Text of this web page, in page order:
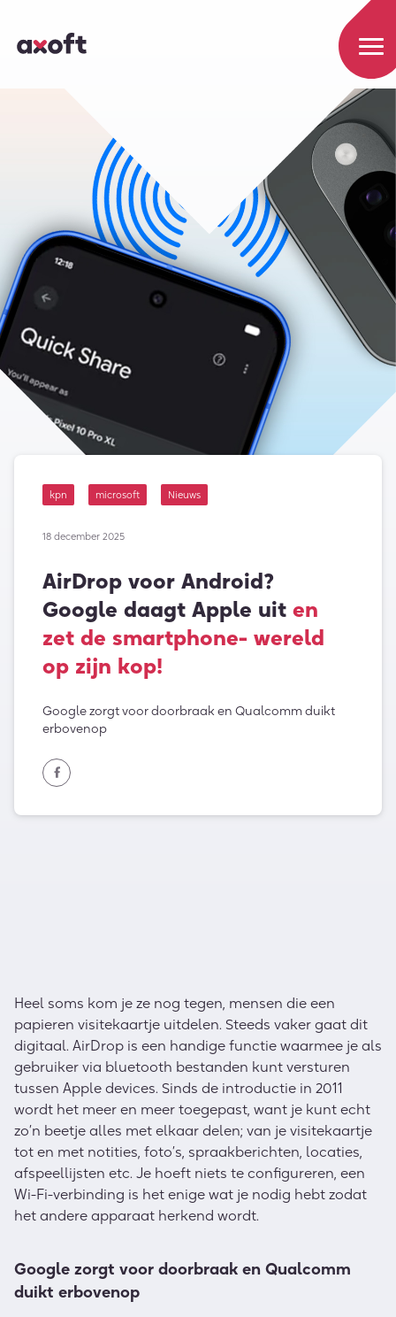
kpn microsoft Nieuws
18 december 2025
AirDrop voor Android?
Google daagt Apple uit en
zet de smartphone- wereld
op zijn kop!
Google zorgt voor doorbraak en Qualcomm duikt
erbovenop
Heel soms kom je ze nog tegen, mensen die een
papieren visitekaartje uitdelen. Steeds vaker gaat dit
digitaal. AirDrop is een handige functie waarmee je als
gebruiker via bluetooth bestanden kunt versturen
tussen Apple devices. Sinds de introductie in 2011
wordt het meer en meer toegepast, want je kunt echt
zo’n beetje alles met elkaar delen; van je visitekaartje
tot en met notities, foto’s, spraakberichten, locaties,
afspeellijsten etc. Je hoeft niets te configureren, een
Wi-Fi-verbinding is het enige wat je nodig hebt zodat
het andere apparaat herkend wordt.
Google zorgt voor doorbraak en Qualcomm
duikt erbovenop